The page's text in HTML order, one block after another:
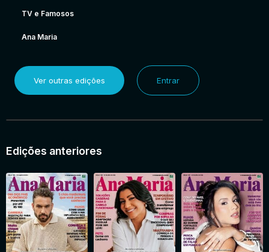
TV e Famosos
Ana Maria
Ver outras edições Entrar
Edições anteriores